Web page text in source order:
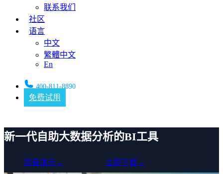
联系我们
社区
语言
中文
繁體中文
En
400-811-8890
免费试用
新一代自助大数据分析的BI工具
观看演示→ 立即下载→